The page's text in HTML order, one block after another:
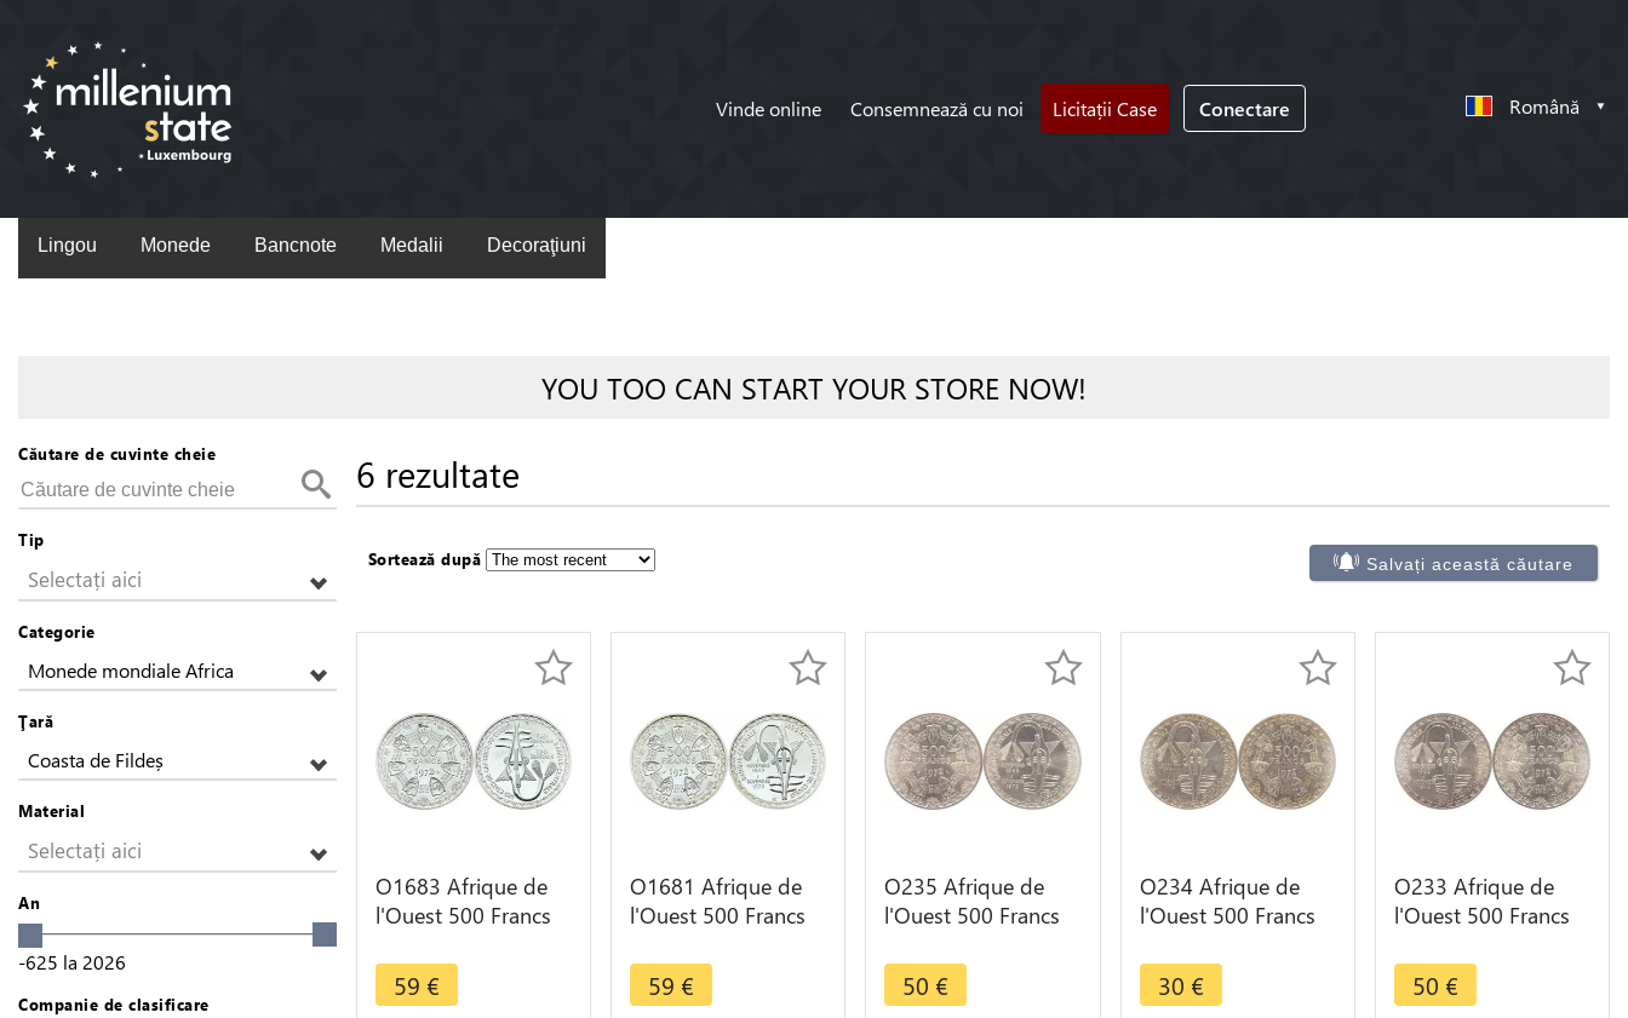
Vinde online Consemnează cu noi Licitații Case Conectare Română
Lingou Monede Bancnote Medalii Decoraţiuni
YOU TOO CAN START YOUR STORE NOW!
Căutare de cuvinte cheie
Tip
Selectați aici
Categorie
Monede mondiale Africa
Ţară
Coasta de Fildeș
Material
Selectați aici
An
-625 la 2026
Companie de clasificare
6 rezultate
Sortează după Salvați această căutare
O1683 Afrique de
l'Ouest 500 Francs
Argent
59 €
O1681 Afrique de
l'Ouest 500 Francs
Argent
59 €
O235 Afrique de
l'Ouest 500 Francs
1972 Argent Silver
FDC
50 €
O234 Afrique de
l'Ouest 500 Francs
1972 Argent Silver
SUP
30 €
O233 Afrique de
l'Ouest 500 Francs
1972 Argent Silver
FDC
50 €